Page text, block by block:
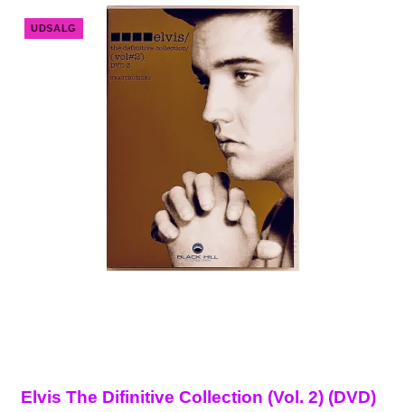
UDSALG
Elvis The Difinitive Collection (Vol. 2) (DVD)